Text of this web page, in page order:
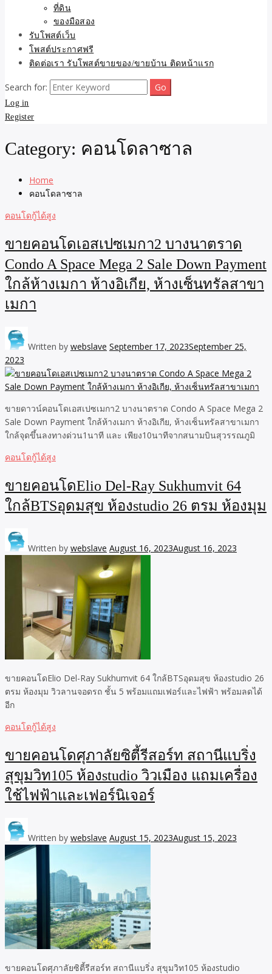
ที่ดิน
ของมือสอง
รับโพสต์เว็บ
โพสต์ประกาศฟรี
ติดต่อเรา รับโพสต์ขายของ/ขายบ้าน ติดหน้าแรก
Search for:
Log in
Register
Category: คอนโดลาซาล
Home
คอนโดลาซาล
คอนโดกู้ได้สูง
ขายคอนโดเอสเปซเมกา2 บางนาตราด
Condo A Space Mega 2 Sale Down Payment
ใกล้ห้างเมกา ห้างอิเกีย, ห้างเซ็นทรัลสาขา
เมกา
Written by webslave September 17, 2023September 25,
2023
ขายดาวน์คอนโดเอสเปซเมกา2 บางนาตราด Condo A Space Mega 2
Sale Down Payment ใกล้ห้างเมกา ห้างอิเกีย, ห้างเซ็นทรัลสาขาเมกา
ใกล้จุดขึ้นลงทางด่วน1นาที และ เพียง10นาทีจากสนามบินสุวรรณภูมิ
คอนโดกู้ได้สูง
ขายคอนโดElio Del-Ray Sukhumvit 64
ใกล้BTSอุดมสุข ห้องstudio 26 ตรม ห้องมุม
Written by webslave August 16, 2023August 16, 2023
ขายคอนโดElio Del-Ray Sukhumvit 64 ใกล้BTSอุดมสุข ห้องstudio 26
ตรม ห้องมุม วิวลานจอดรถ ชั้น 5 พร้อมแถมเฟอร์และไฟฟ้า พร้อมลดได้
อีก
คอนโดกู้ได้สูง
ขายคอนโดศุภาลัยซิตี้รีสอร์ท สถานีแบริ่ง
สุขุมวิท105 ห้องstudio วิวเมือง แถมเครื่อง
ใช้ไฟฟ้าและเฟอร์นิเจอร์
Written by webslave August 15, 2023August 15, 2023
ขายคอนโดศุภาลัยซิตี้รีสอร์ท สถานีแบริ่ง สุขุมวิท105 ห้องstudio